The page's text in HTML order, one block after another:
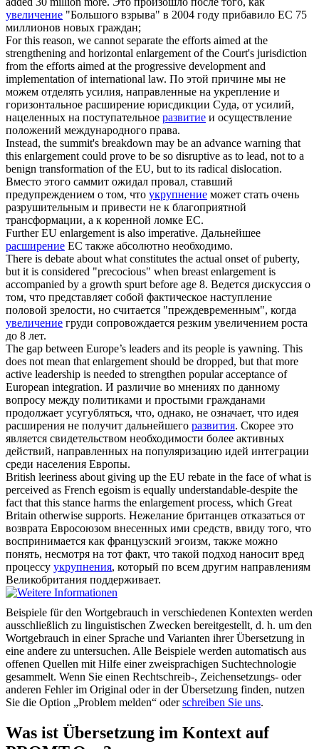
увеличение "Большого взрыва" в 2004 году прибавило ЕС 75
миллионов новых граждан;
For this reason, we cannot separate the efforts aimed at the
strengthening and horizontal enlargementof the Court's jurisdiction
from the efforts aimed at the progressive development and
implementation of international law. По этой причине мы не
можем отделять усилия, направленные на укрепление и
горизонтальное расширение юрисдикции Суда, от усилий,
нацеленных на поступательное развитие и осуществление
положений международного права.
Instead, the summit's breakdown may be an advance warning that
this enlargementcould prove to be so disruptive as to lead, not to a
benign transformation of the EU, but to its radical dislocation.
Вместо этого саммит ожидал провал, ставший
предупреждением о том, что укрупнение может стать очень
разрушительным и привести не к благоприятной
трансформации, а к коренной ломке ЕС.
Further EU enlargementis also imperative. Дальнейшее
расширение ЕС также абсолютно необходимо.
There is debate about what constitutes the actual onset of puberty,
but it is considered "precocious" when breastenlargementis
accompanied by a growth spurt before age 8. Ведется дискуссия о
том, что представляет собой фактическое наступление
половой зрелости, но считается "преждевременным", когда
увеличение груди сопровождается резким увеличением роста
до 8 лет.
The gap between Europe’s leaders and its people is yawning. This
does not mean thatenlargementshould be dropped, but that more
active leadership is needed to strengthen popular acceptance of
European integration. И различие во мнениях по данному
вопросу между политиками и простыми гражданами
продолжает усугубляться, что, однако, не означает, что идея
расширения не получит дальнейшего развития. Скорее это
является свидетельством необходимости более активных
действий, направленных на популяризацию идей интеграции
среди населения Европы.
British leeriness about giving up the EU rebate in the face of what is
perceived as French egoism is equally understandable-despite the
fact that this stance harms the enlargementprocess, which Great
Britain otherwise supports. Нежелание британцев отказаться от
возврата Евросоюзом внесенных ими средств, ввиду того, что
воспринимается как французский эгоизм, также можно
понять, несмотря на тот факт, что такой подход наносит вред
процессу укрупнения, который по всем другим направлениям
Великобритания поддерживает.
Beispiele für den Wortgebrauch in verschiedenen Kontexten werden
ausschließlich zu linguistischen Zwecken bereitgestellt, d. h. um den
Wortgebrauch in einer Sprache und Varianten ihrer Übersetzung in
eine andere zu untersuchen. Alle Beispiele werden automatisch aus
offenen Quellen mit Hilfe einer zweisprachigen Suchtechnologie
gesammelt. Wenn Sie einen Rechtschreib-, Zeichensetzungs- oder
anderen Fehler im Original oder in der Übersetzung finden, nutzen
Sie die Option „Problem melden“ oderschreiben Sie uns.
Was ist Übersetzung im Kontext auf